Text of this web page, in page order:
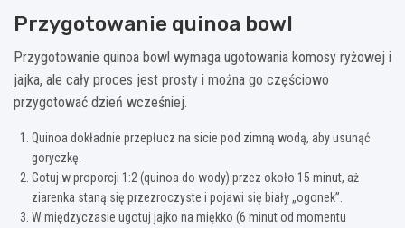
Przygotowanie quinoa bowl
Przygotowanie quinoa bowl wymaga ugotowania komosy ryżowej i
jajka, ale cały proces jest prosty i można go częściowo
przygotować dzień wcześniej.
Quinoa dokładnie przepłucz na sicie pod zimną wodą, aby usunąć
goryczkę.
Gotuj w proporcji 1:2 (quinoa do wody) przez około 15 minut, aż
ziarenka staną się przezroczyste i pojawi się biały „ogonek”.
W międzyczasie ugotuj jajko na miękko (6 minut od momentu